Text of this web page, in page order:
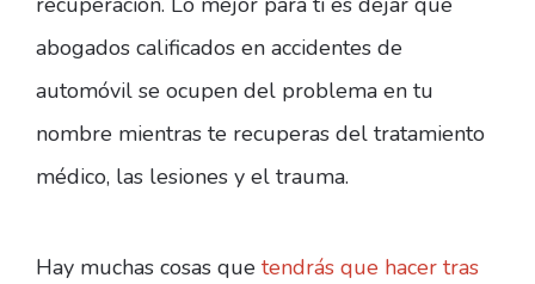
abogados calificados en accidentes de
automóvil se ocupen del problema en tu
nombre mientras te recuperas del tratamiento
médico, las lesiones y el trauma.
Hay muchas cosas que tendrás que hacer tras